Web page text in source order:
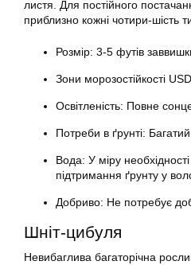
листя. Для постійного
приблизно кожні чотири-шість
Розмір: 3-5 футів
Зони морозостійкості
Освітленість: Повне
Потреби в ґрунті:
Вода: У міру
підтримання ґрунту у
Добриво: Не потребує
Шніт-цибуля
Невибаглива багаторічна